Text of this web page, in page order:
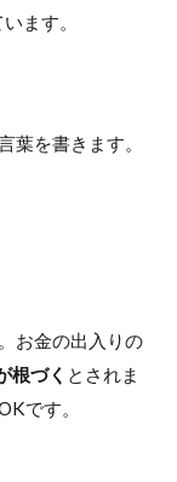
ます。
葉を書きます。
お金の出入りの
根づく とされま
です。